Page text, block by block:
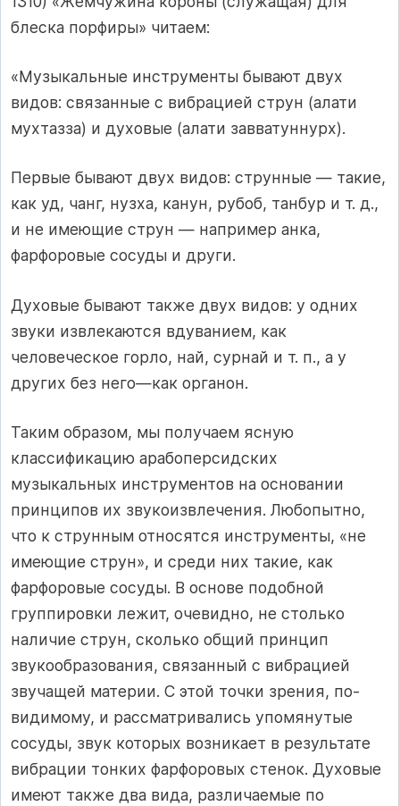
блеска порфиры» читаем:
«Музыкальные инструменты бывают двух
видов: связанные с вибрацией струн (алати
мухтазза) и духовые (алати завватуннурх).
Первые бывают двух видов: струнные — такие,
как уд, чанг, нузха, канун, рубоб, танбур и т. д.,
и не имеющие струн — например анка,
фарфоровые сосуды и други.
Духовые бывают также двух видов: у одних
звуки извлекаются вдуванием, как
человеческое горло, най, сурнай и т. п., а у
других без него—как органон.
Таким образом, мы получаем ясную
классификацию арабоперсидских
музыкальных инструментов на основании
принципов их звукоизвлечения. Любопытно,
что к струнным относятся инструменты, «не
имеющие струн», и среди них такие, как
фарфоровые сосуды. В основе подобной
группировки лежит, очевидно, не столько
наличие струн, сколько общий принцип
звукообразования, связанный с вибрацией
звучащей материи. С этой точки зрения, по-
видимому, и рассматривались упомянутые
сосуды, звук которых возникает в результате
вибрации тонких фарфоровых стенок. Духовые
имеют также два вида, различаемые по